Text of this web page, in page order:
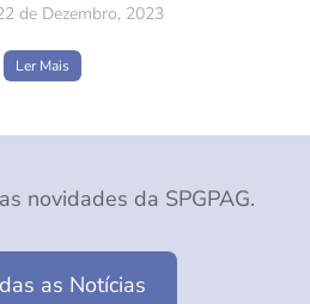
de Dezembro, 2023
Ler Mais
novidades da SPGPAG.
as Notícias